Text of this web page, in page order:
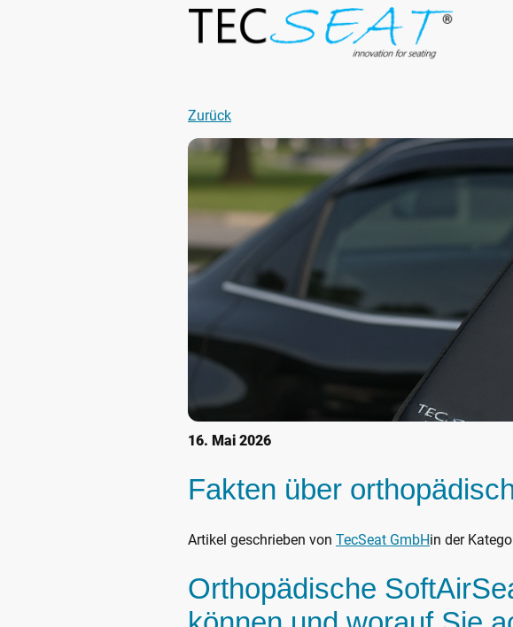
Zurück
16. Mai 2026
Fakten über
Artikel geschrieben von TecSeat GmbHin der
Orthopädische